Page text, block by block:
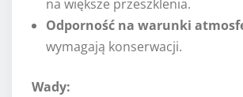
na większe przeszklenia.
Odporność na warunki
wymagają konserwacji.
Wady: